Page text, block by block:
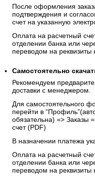
После оформления
подтверждения и
счет на указанную
Оплата на расчетный
отделении банка или
переводом на реквизиты
Самостоятельно
Рекомендуем
доставки с менеджером.
Для самостоятельного
перейти в
обязательна) => Заказы
счет (PDF)
В назначении платежа
Оплата на расчетный
отделении банка или
переводом на реквизиты